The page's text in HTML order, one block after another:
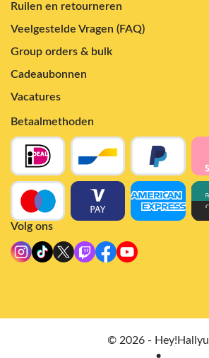
Ruilen en retourneren
Veelgestelde Vragen (FAQ)
Group orders & bulk
Cadeaubonnen
Vacatures
Betaalmethoden
Volg ons
© 2026 - Hey!Hallyu
•